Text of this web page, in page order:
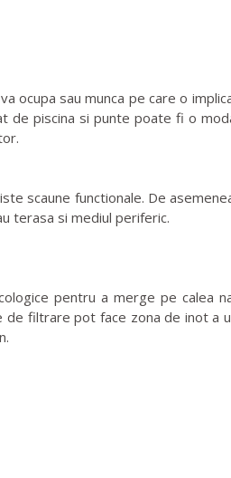
sau munca pe care o
de piscina si punte poate fi o
scaune functionale. De
terasa si mediul periferic.
pentru a merge pe calea
filtrare pot face zona de inot a